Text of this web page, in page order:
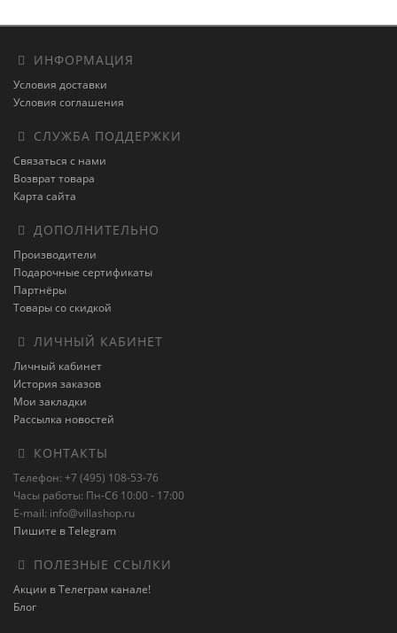
ИНФОРМАЦИЯ
Условия доставки
Условия соглашения
СЛУЖБА ПОДДЕРЖКИ
Связаться с нами
Возврат товара
Карта сайта
ДОПОЛНИТЕЛЬНО
Производители
Подарочные сертификаты
Партнёры
Товары со скидкой
ЛИЧНЫЙ КАБИНЕТ
Личный кабинет
История заказов
Мои закладки
Рассылка новостей
КОНТАКТЫ
Телефон: +7 (495) 108-53-76
Часы работы: Пн-Сб 10:00 - 17:00
E-mail: info@villashop.ru
Пишите в Telegram
ПОЛЕЗНЫЕ ССЫЛКИ
Акции в Телеграм канале!
Блог